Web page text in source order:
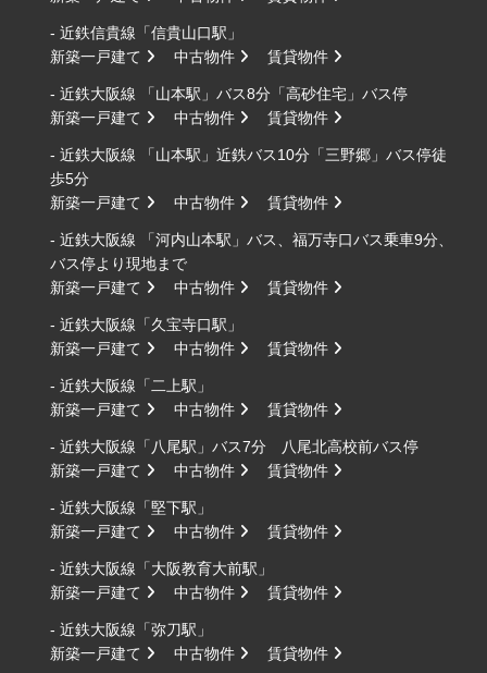
- 近鉄信貴線「信貴山口駅」
新築一戸建て
中古物件 賃貸物件
- 近鉄大阪線 「山本駅」バス8分「高砂住宅」バス停
新築一戸建て
中古物件 賃貸物件
- 近鉄大阪線 「山本駅」近鉄バス10分「三野郷」バス停徒
歩5分
新築一戸建て
中古物件 賃貸物件
- 近鉄大阪線 「河内山本駅」バス、福万寺口バス乗車9分、
バス停より現地まで
新築一戸建て
中古物件 賃貸物件
- 近鉄大阪線「久宝寺口駅」
新築一戸建て
中古物件 賃貸物件
- 近鉄大阪線「二上駅」
新築一戸建て
中古物件 賃貸物件
- 近鉄大阪線「八尾駅」バス7分 八尾北高校前バス停
新築一戸建て
中古物件 賃貸物件
- 近鉄大阪線「堅下駅」
新築一戸建て
中古物件 賃貸物件
- 近鉄大阪線「大阪教育大前駅」
新築一戸建て
中古物件 賃貸物件
- 近鉄大阪線「弥刀駅」
新築一戸建て
中古物件 賃貸物件